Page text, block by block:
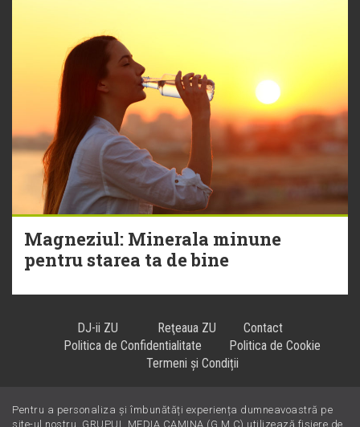
Magneziul: Minerala minune
pentru starea ta de bine
DJ-ii ZU Reţeaua ZU
Contact
Politica de Confidentialitate
Politica de Cookie
Termeni și Condiții
Hiturile se ascultă la !
Pentru a personaliza și îmbunătăți experiența dumneavoastră pe
site-ul nostru, GRUPUL MEDIA CAMINA (G.M.C) utilizează fișiere de